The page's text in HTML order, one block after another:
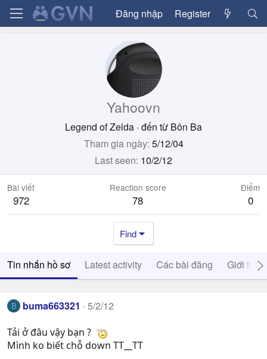
Đăng nhập Register
Yahoovn
Legend of Zelda · đến từ Bôn Ba
Tham gia ngày 5/12/04
Last seen 10/2/12
Bài viết
972
Reaction score
78
Điểm
0
Find
Tin nhắn hồ sơ Latest activity Các bài đăng Giới thiệu
B buma663321 5/2/12
Tải ở đâu vậy bạn ?
Mình ko biết chỗ down TT__TT